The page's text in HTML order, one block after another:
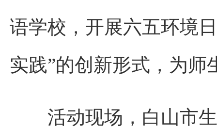
语学校，开展六五环境
实践”的创新形式，为
活动现场，白山市生